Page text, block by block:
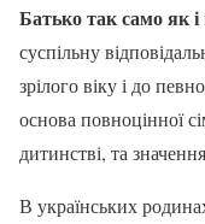
Батько так само як
суспільну
зрілого віку і до
основа повноцінної
дитинстві, та
В українських